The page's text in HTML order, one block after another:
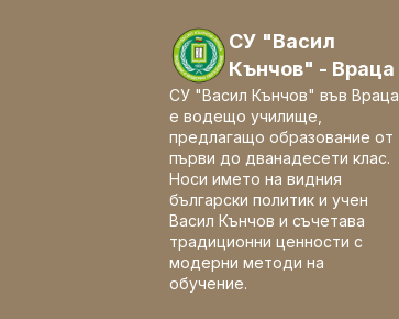
СУ "Васил
Кънчов" - Враца
СУ "Васил Кънчов" във Враца
е водещо училище,
предлагащо образование от
първи до дванадесети клас.
Носи името на видния
български политик и учен
Васил Кънчов и съчетава
традиционни ценности с
модерни методи на
обучение.